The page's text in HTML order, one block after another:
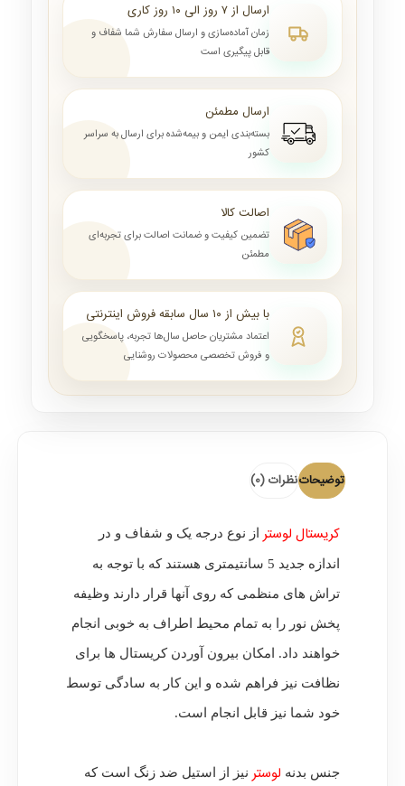
ارسال از ۷ روز الی ۱۰ روز کاری
زمان آماده‌سازی و ارسال سفارش شما شفاف و
قابل پیگیری است
ارسال مطمئن
بسته‌بندی ایمن و بیمه‌شده برای ارسال به سراسر
کشور
اصالت کالا
تضمین کیفیت و ضمانت اصالت برای تجربه‌ای
مطمئن
با بیش از ۱۰ سال سابقه فروش اینترنتی
اعتماد مشتریان حاصل سال‌ها تجربه، پاسخگویی
و فروش تخصصی محصولات روشنایی
توضیحاتنظرات (0)
کریستال لوستر از نوع درجه یک و شفاف و در
اندازه جدید 5 سانتیمتری هستند که با توجه به
تراش های منظمی که روی آنها قرار دارند وظیفه
پخش نور را به تمام محیط اطراف به خوبی انجام
خواهند داد. امکان بیرون آوردن کریستال ها برای
نظافت نیز فراهم شده و این کار به سادگی توسط
خود شما نیز قابل انجام است.
جنس بدنه لوستر نیز از استیل ضد زنگ است که